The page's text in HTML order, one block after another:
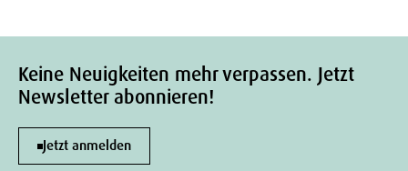
Keine Neuigkeiten mehr verpassen. Jetzt
Newsletter abonnieren!
Jetzt anmelden